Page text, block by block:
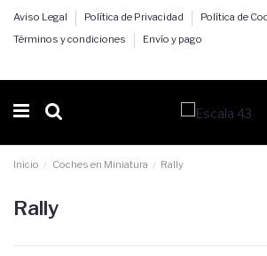
Aviso Legal Política de Privacidad
Política de
Términos y condiciones
Envío y pago
Inicio Coches en Miniatura Rally
Rally